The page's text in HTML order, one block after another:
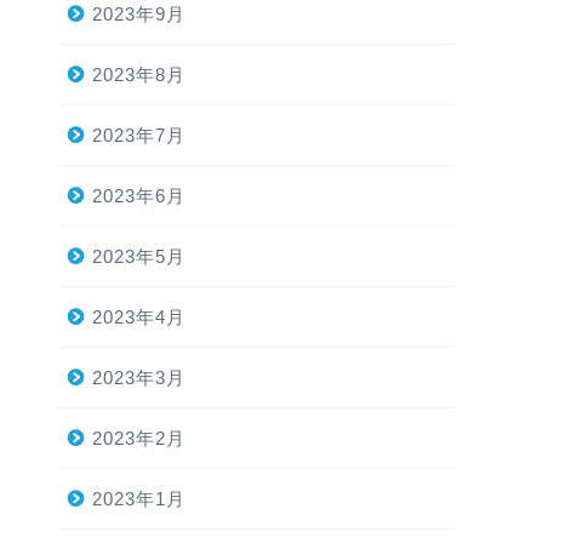
2023年9月
2023年8月
2023年7月
2023年6月
2023年5月
2023年4月
2023年3月
2023年2月
2023年1月